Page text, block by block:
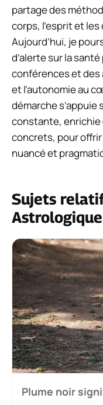
partage des
corps, l’esprit et
Aujourd’hui, je
d’alerte sur la
conférences et
et l’autonomie au
démarche
constante, enrichie
concrets, pour
nuancé et
Sujets
Plume noir